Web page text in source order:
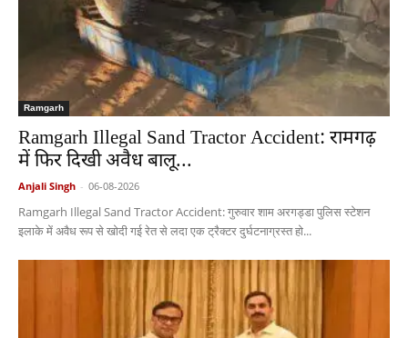
Ramgarh
Ramgarh Illegal Sand Tractor Accident: रामगढ़
में फिर दिखी अवैध बालू...
Anjali Singh - 06-08-2026
Ramgarh Illegal Sand Tractor Accident: गुरुवार शाम अरगड्डा पुलिस स्टेशन
इलाके में अवैध रूप से खोदी गई रेत से लदा एक ट्रैक्टर दुर्घटनाग्रस्त हो...